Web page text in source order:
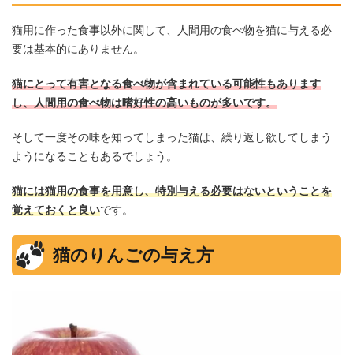
猫用に作った食事以外に関して、人間用の食べ物を猫に与える必
要は基本的にありません。
猫にとって有害となる食べ物が含まれている可能性もあります
し、人間用の食べ物は嗜好性の高いものが多いです。
そして一度その味を知ってしまった猫は、繰り返し欲してしまう
ようになることもあるでしょう。
猫には猫用の食事を用意し、特別与える必要はないということを
覚えておくと良いです。
猫のりんごの与え方